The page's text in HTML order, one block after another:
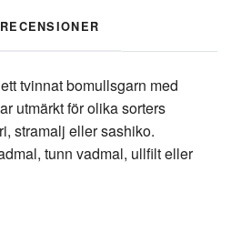
RECENSIONER
tvinnat bomullsgarn med
utmärkt för olika sorters
stramalj eller sashiko.
tunn vadmal, ullfilt eller